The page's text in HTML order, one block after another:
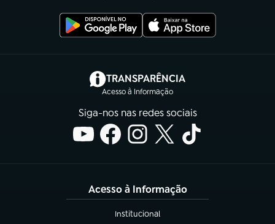
TRANSPARÊNCIA
Acesso à Informação
(abre em nova aba)
Siga-nos nas redes sociais
Acesso à Informação
Institucional
(abre em nova aba)